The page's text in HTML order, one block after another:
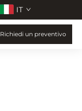
IT
Richiedi un preventivo